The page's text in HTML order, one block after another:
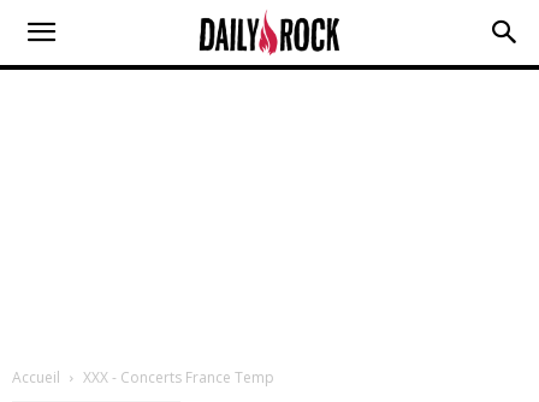
Accueil XXX - Concerts France Temp